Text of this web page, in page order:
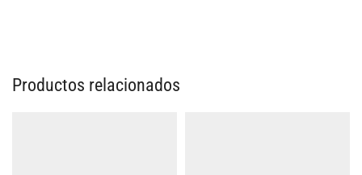
Productos relacionados